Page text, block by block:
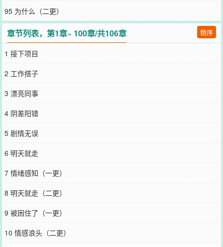
您要是觉得《
末世反派是我的工作搭子
QQ群和微博微信里的朋友推荐哦！
95 为什么（二更）
章节列表，第1章~ 100章/共106章 倒序
1 接下项目
2 工作搭子
3 漂亮同事
4 阴差阳错
5 剧情无误
6 明天就走
7 情绪感知（一更）
8 明天就走（二更）
9 被困住了（一更）
10 情感浪头（二更）